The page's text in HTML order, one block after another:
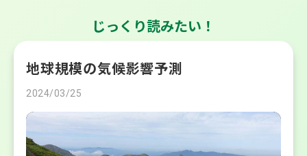
じっくり読みたい！
地球規模の気候影響予測
2024/03/25